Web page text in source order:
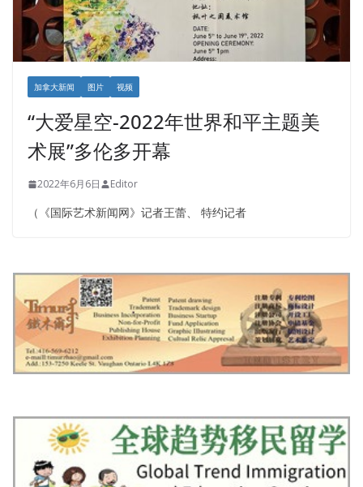
加拿大新闻 图片 视频
“大爱星空-2022年世界和平主题美
术展”多伦多开幕
2022年6月6日 Editor
（《国际艺术新闻网》记者王蕾、 特约记者